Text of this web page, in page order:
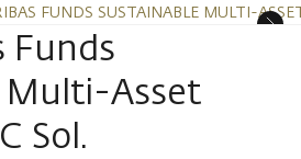
FUNDS SUSTAINABLE MULTI-
Funds
Multi-Asset
Sol.